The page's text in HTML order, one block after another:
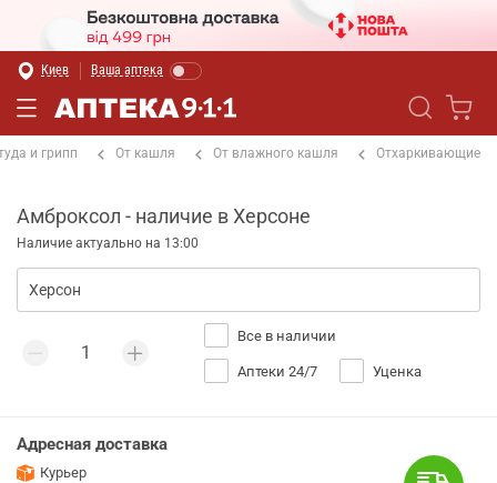
Киев Ваша аптека
и грипп От кашля От влажного кашля Отхаркивающие
Амброксол - наличие в Херсоне
Наличие актуально на 13:00
Все в наличии
Аптеки 24/7 Уценка
Адресная доставка
Курьер